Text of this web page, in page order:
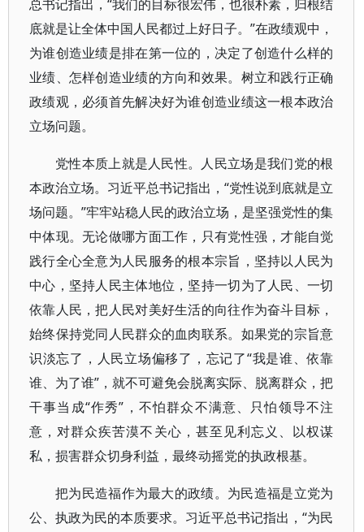
总书记指出，“我们的目标很宏伟，也很朴素，归根结
底就是让全体中国人民都过上好日子。”在政绩观中，
为谁创造业绩是排在第一位的，决定了创造什么样的
业绩、怎样创造业绩的方向和效果。树立和践行正确
政绩观，必须首先解决好为谁创造业绩这一根本政治
立场问题。
党性本质上就是人民性。人民立场是我们党的根
本政治立场。习近平总书记指出，“党性说到底就是立
场问题。”牢牢站稳人民的政治立场，是坚强党性的集
中体现。无论做哪方面工作，只有党性强，才能自觉
践行全心全意为人民服务的根本宗旨，坚持以人民为
中心，坚持人民主体地位，坚持一切为了人民、一切
依靠人民，把人民对美好生活的向往作为奋斗目标，
始终保持党同人民群众的血肉联系。如果党的宗旨意
识淡忘了，人民立场偏移了，忘记了“我是谁、依靠
谁、为了谁”，就不可避免会脱离实际、脱离群众，把
干事当成“作秀”，不怕群众不满意、只怕领导不注
意，对群众疾苦漠不关心，甚至见利忘义、以权谋
私，损害群众切身利益，最终动摇党的执政根基。
把为民造福作为最大的政绩。为民造福是立党为
公、执政为民的本质要求。习近平总书记指出，“为民